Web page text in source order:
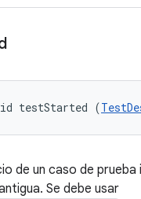
testStarted (
de un caso de prueba
Se debe usar